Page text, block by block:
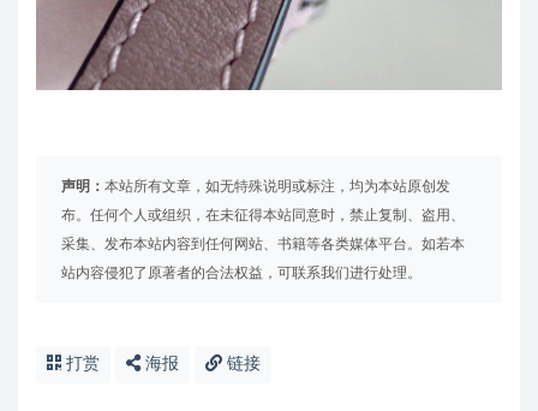
声明： 本站所有文章，如无特殊说明或标注，均为本站原创发
布。任何个人或组织，在未征得本站同意时，禁止复制、盗用、
采集、发布本站内容到任何网站、书籍等各类媒体平台。如若本
站内容侵犯了原著者的合法权益，可联系我们进行处理。
打赏 海报 链接